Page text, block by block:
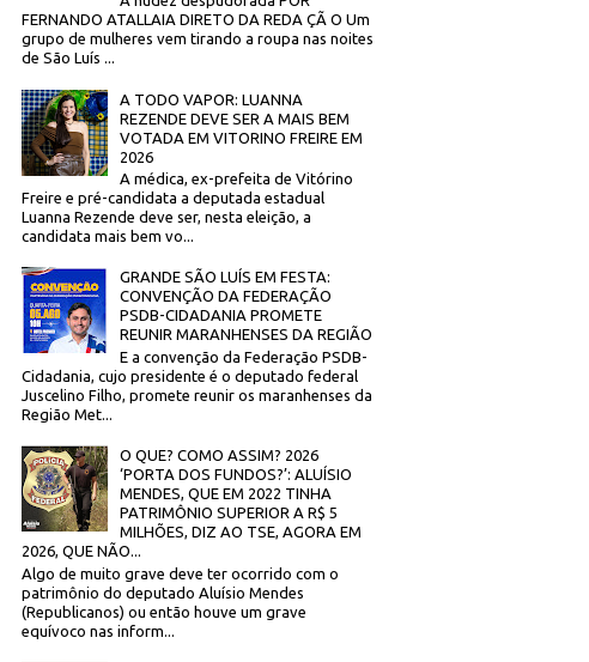
FERNANDO ATALLAIA DIRETO DA REDA ÇÃ O Um
grupo de mulheres vem tirando a roupa nas noites
de São Luís ...
A TODO VAPOR: LUANNA
REZENDE DEVE SER A MAIS BEM
VOTADA EM VITORINO FREIRE EM
2026
A médica, ex-prefeita de Vitórino
Freire e pré-candidata a deputada estadual
Luanna Rezende deve ser, nesta eleição, a
candidata mais bem vo...
GRANDE SÃO LUÍS EM FESTA:
CONVENÇÃO DA FEDERAÇÃO
PSDB-CIDADANIA PROMETE
REUNIR MARANHENSES DA REGIÃO
E a convenção da Federação PSDB-
Cidadania, cujo presidente é o deputado federal
Juscelino Filho, promete reunir os maranhenses da
Região Met...
O QUE? COMO ASSIM? 2026
‘PORTA DOS FUNDOS?’: ALUÍSIO
MENDES, QUE EM 2022 TINHA
PATRIMÔNIO SUPERIOR A R$ 5
MILHÕES, DIZ AO TSE, AGORA EM
2026, QUE NÃO...
Algo de muito grave deve ter ocorrido com o
patrimônio do deputado Aluísio Mendes
(Republicanos) ou então houve um grave
equívoco nas inform...